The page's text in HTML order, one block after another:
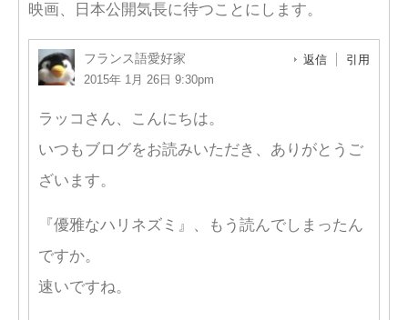
映画、日本公開気長に待つことにします。
フランス語愛好家
2015年 1月 26日 9:30pm
返信 引用
ラッコさん、こんにちは。
いつもブログをお読みいただき、ありがとうご
ざいます。
『優雅なハリネズミ』、もう読んでしまったん
ですか。
速いですね。